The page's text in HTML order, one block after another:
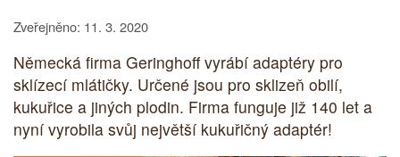
Zveřejněno: 11. 3. 2020
Německá firma Geringhoff vyrábí adaptéry pro
sklízecí mlátičky. Určené jsou pro sklizeň obilí,
kukuřice a jiných plodin. Firma funguje již 140 let a
nyní vyrobila svůj největší kukuřičný adaptér!